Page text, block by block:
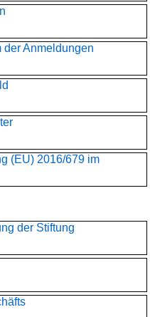
der Anmeldungen
(EU) 2016/679 im
der Stiftung